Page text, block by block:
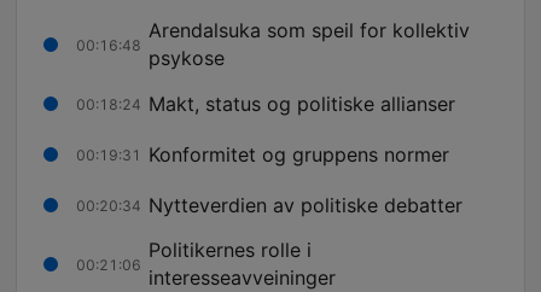
00:16:48
Arendalsuka som speil for kollektiv
psykose
00:18:24 Makt, status og politiske allianser
00:19:31 Konformitet og gruppens normer
00:20:34 Nytteverdien av politiske debatter
00:21:06
Politikernes rolle i
interesseavveininger